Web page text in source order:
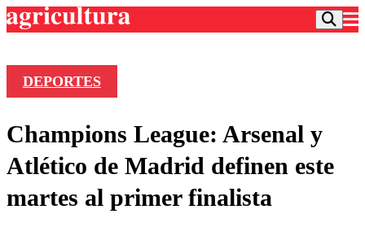
Frecuencias
Agricultura TV
Deportes
Colo Colo
Entretención
DEPORTES
Champions League: Arsenal y
Atlético de Madrid definen este
martes al primer finalista